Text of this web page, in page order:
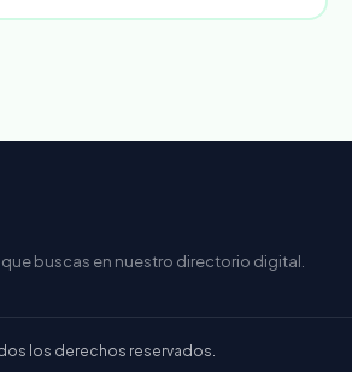
buscas en nuestro directorio digital.
los derechos reservados.